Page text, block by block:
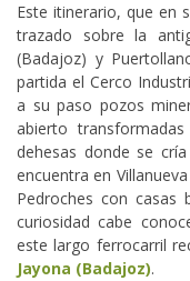
Este itinerario, que en
trazado sobre la
(Badajoz) y
partida el Cerco
a su paso pozos
abierto
dehesas donde se
encuentra en
Pedroches con casas
curiosidad cabe
este largo ferrocarril
Jayona (Badajoz).